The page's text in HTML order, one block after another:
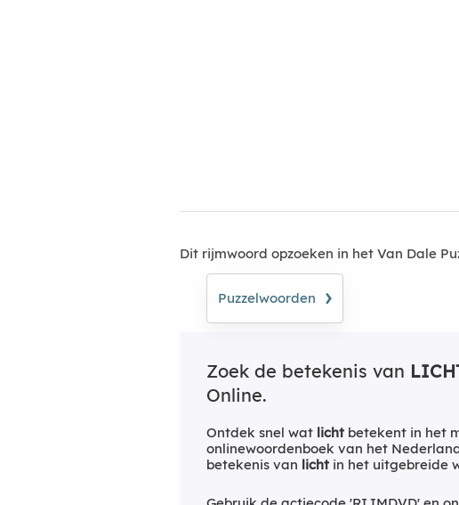
Dit rijmwoord opzoeken in het Van Dale
Puzzelwoorden ›
Zoek de betekenis van
Online.
Ontdek snel wat licht betekent in het
onlinewoordenboek van het
betekenis van licht in het uitgebreide